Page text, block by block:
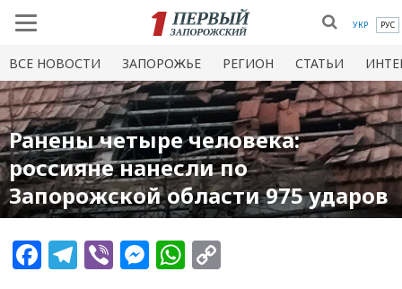
УКР РУС
ВСЕ НОВОСТИ ЗАПОРОЖЬЕ РЕГИОН СТАТЬИ
Ранены четыре человека:
россияне нанесли по
Запорожской области 975 ударов
Facebook
Telegram
ViberMessenger
WhatsApp